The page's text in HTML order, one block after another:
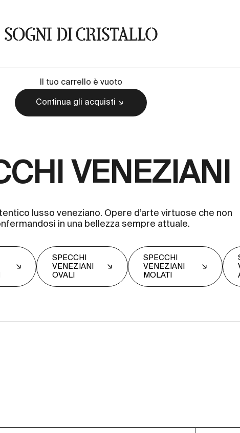
Sogni di cristallo
Il tuo carrello è vuoto
Continua gli acquisti
VENEZIANI
lusso veneziano. Opere d’arte virtuose che non
in una bellezza sempre attuale.
SPECCHI
VENEZIANI
OVALI
SPECCHI
VENEZIANI
MOLATI